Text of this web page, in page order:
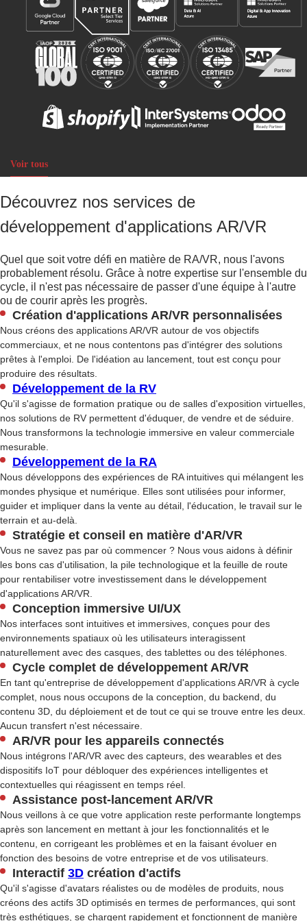
Voir tous
Découvrez nos services de
développement d'applications AR/VR
Quel que soit votre défi en matière de RA/VR, nous l'avons
probablement résolu. Grâce à notre expertise sur l'ensemble du
cycle, il n'est pas nécessaire de passer d'une équipe à l'autre
ou de courir après les progrès.
Création d'applications AR/VR personnalisées
Nous créons des applications AR/VR autour de vos objectifs
commerciaux, et ne nous contentons pas d'intégrer des solutions
prêtes à l'emploi. De l'idéation au lancement, tout est conçu pour
produire des résultats.
Développement de la RV
Qu'il s'agisse de formation pratique ou de salles d'exposition virtuelles,
nos solutions de RV permettent d'éduquer, de vendre et de séduire.
Nous transformons la technologie immersive en valeur commerciale
mesurable.
Développement de la RA
Nous développons des expériences de RA intuitives qui mélangent les
mondes physique et numérique. Elles sont utilisées pour informer,
guider et impliquer dans la vente au détail, l'éducation, le travail sur le
terrain et au-delà.
Stratégie et conseil en matière d'AR/VR
Vous ne savez pas par où commencer ? Nous vous aidons à définir
les bons cas d'utilisation, la pile technologique et la feuille de route
pour rentabiliser votre investissement dans le développement
d'applications AR/VR.
Conception immersive UI/UX
Nos interfaces sont intuitives et immersives, conçues pour des
environnements spatiaux où les utilisateurs interagissent
naturellement avec des casques, des tablettes ou des téléphones.
Cycle complet de développement AR/VR
En tant qu'entreprise de développement d'applications AR/VR à cycle
complet, nous nous occupons de la conception, du backend, du
contenu 3D, du déploiement et de tout ce qui se trouve entre les deux.
Aucun transfert n'est nécessaire.
AR/VR pour les appareils connectés
Nous intégrons l'AR/VR avec des capteurs, des wearables et des
dispositifs IoT pour débloquer des expériences intelligentes et
contextuelles qui réagissent en temps réel.
Assistance post-lancement AR/VR
Nous veillons à ce que votre application reste performante longtemps
après son lancement en mettant à jour les fonctionnalités et le
contenu, en corrigeant les problèmes et en la faisant évoluer en
fonction des besoins de votre entreprise et de vos utilisateurs.
Interactif 3D création d'actifs
Qu'il s'agisse d'avatars réalistes ou de modèles de produits, nous
créons des actifs 3D optimisés en termes de performances, qui sont
très esthétiques, se chargent rapidement et fonctionnent de manière